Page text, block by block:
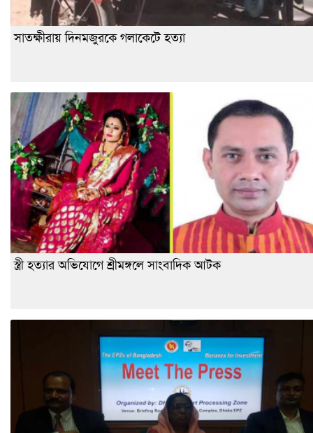
সাতক্ষীরায় দিনমজুরকে গলাকেটে হত্যা
স্ত্রী হত্যার অভিযোগে শ্রীমঙ্গলে সাংবাদিক আটক